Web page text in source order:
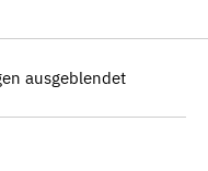
ausgeblendet